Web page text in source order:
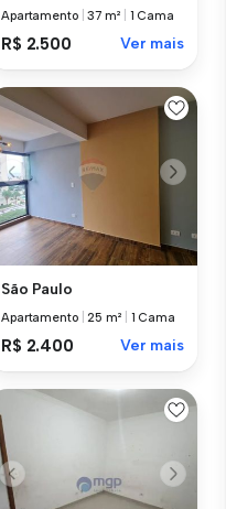
Apartamento |37 m² 1 Cama
R$ 2.500 Ver mais
São Paulo
Apartamento 25 m² 1 Cama
R$ 2.400 Ver mais